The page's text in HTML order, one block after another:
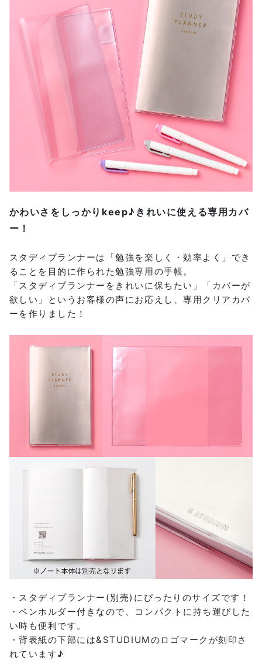
かわいさをしっかりkeep♪きれいに使える専用カバ
ー！
スタディプランナーは「勉強を楽しく・効率よく」でき
ることを目的に作られた勉強専用の手帳。
「スタディプランナーをきれいに保ちたい」「カバーが
欲しい」というお客様の声にお応えし、専用クリアカバ
ーを作りました！
・スタディプランナー(別売)にぴったりのサイズです！
・ペンホルダー付きなので、コンパクトに持ち運びした
い時も便利です。
・背表紙の下部には&STUDIUMのロゴマークが刻印さ
れています♪